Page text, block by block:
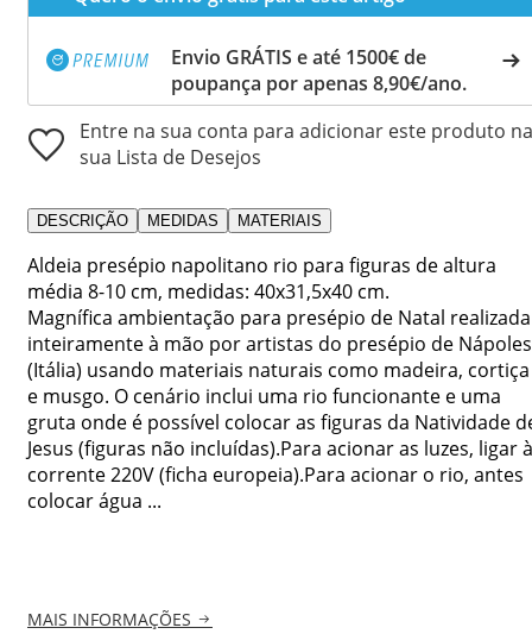
Envio GRÁTIS e até 1500€ de
poupança por apenas 8,90€/ano.
Entre na sua conta para adicionar este produto na
sua Lista de Desejos
DESCRIÇÃO MEDIDAS MATERIAIS
Aldeia presépio napolitano rio para figuras de altura
média 8-10 cm, medidas: 40x31,5x40 cm.
Magnífica ambientação para presépio de Natal realizada
inteiramente à mão por artistas do presépio de Nápoles
(Itália) usando materiais naturais como madeira, cortiça
e musgo. O cenário inclui uma rio funcionante e uma
gruta onde é possível colocar as figuras da Natividade
Jesus (figuras não incluídas).Para acionar as luzes, ligar à
corrente 220V (ficha europeia).Para acionar o rio, antes
colocar água ...
MAIS INFORMAÇÕES